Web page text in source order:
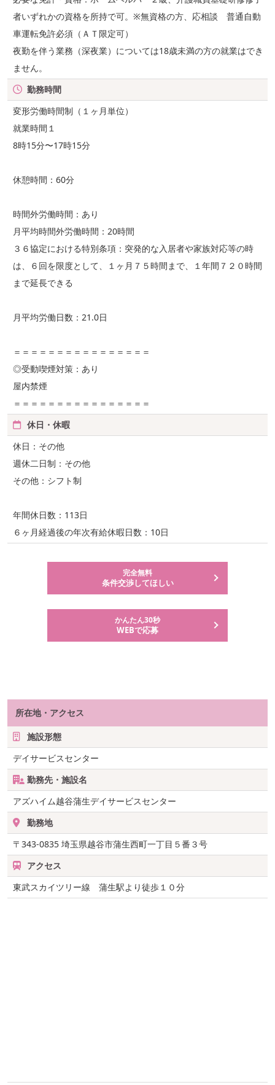
者いずれかの資格を所持で可。※無資格の方、応相談 普通自動
車運転免許必須（ＡＴ限定可）
夜勤を伴う業務（深夜業）については18歳未満の方の就業はでき
ません。
勤務時間
変形労働時間制（１ヶ月単位）
就業時間１
8時15分〜17時15分
休憩時間：60分
時間外労働時間：あり
月平均時間外労働時間：20時間
３６協定における特別条項：突発的な入居者や家族対応等の時
は、６回を限度として、１ヶ月７５時間まで、１年間７２０時間
まで延長できる
月平均労働日数：21.0日
＝＝＝＝＝＝＝＝＝＝＝＝＝＝＝＝
◎受動喫煙対策：あり
屋内禁煙
＝＝＝＝＝＝＝＝＝＝＝＝＝＝＝＝
休日・休暇
休日：その他
週休二日制：その他
その他：シフト制
年間休日数：113日
６ヶ月経過後の年次有給休暇日数：10日
完全無料
条件交渉してほしい
かんたん30秒
WEBで応募
所在地・アクセス
施設形態
デイサービスセンター
勤務先・施設名
アズハイム越谷蒲生デイサービスセンター
勤務地
〒343-0835 埼玉県越谷市蒲生西町一丁目５番３号
アクセス
東武スカイツリー線 蒲生駅より徒歩１０分